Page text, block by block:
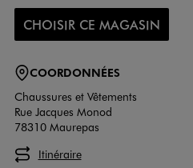
CHOISIR CE MAGASIN
COORDONNÉES
Chaussures et Vêtements
Rue Jacques Monod
78310 Maurepas
Itinéraire